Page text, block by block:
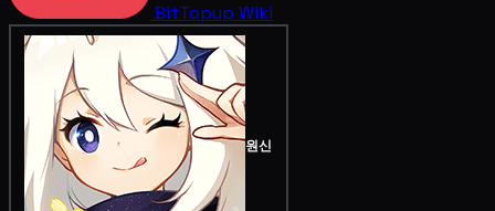
BitTopup Wiki
원신